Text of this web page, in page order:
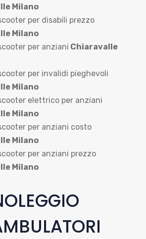
Milano
per disabili prezzo
Milano
per anziani Chiaravalle
per invalidi pieghevoli
Milano
elettrico per anziani
Milano
per anziani costo
Milano
per anziani prezzo
Milano